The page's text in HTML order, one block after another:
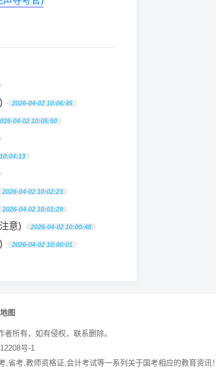
2026-04-02 10:06:45
04-02 10:05:50
2026-04-02 10:02:23
2026-04-02 10:01:29
意) 2026-04-02 10:00:48
2026-04-02 10:00:01
图
所有，如有侵权，联系删除。
号-1
省考,教师资格证,会计考试等一系列关于国考相应的教育资讯！